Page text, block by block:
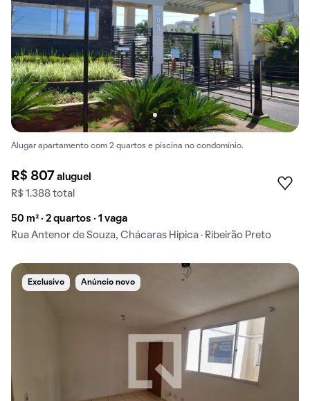
Alugar apartamento com 2 quartos e piscina no condomínio.
R$ 807aluguel
R$ 1.388 total
50 m² · 2 quartos · 1 vaga
Rua Antenor de Souza, Chácaras Hipica · Ribeirão Preto
Exclusivo Anúncio novo